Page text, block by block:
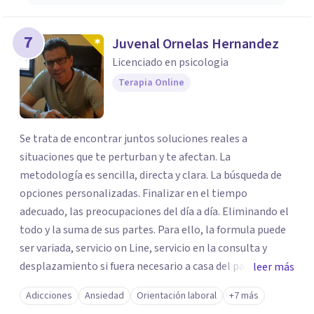
7 Juvenal Ornelas Hernandez
Licenciado en psicologia
Terapia Online
Se trata de encontrar juntos soluciones reales a
situaciones que te perturban y te afectan. La
metodología es sencilla, directa y clara. La búsqueda de
opciones personalizadas. Finalizar en el tiempo
adecuado, las preocupaciones del día a día. Eliminando el
todo y la suma de sus partes. Para ello, la formula puede
ser variada, servicio on Line, servicio en la consulta y
desplazamiento si fuera necesario a casa del paciente.
Todos los caminos para una sola solucionar, erradicar en
el menor tiempo posible el estado de sufrimiento que
leer más
Adicciones Ansiedad Orientación laboral +7 más